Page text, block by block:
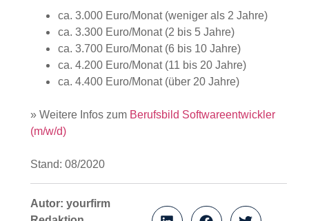
liegen die mittleren Gehälter beim Berufseinstieg
um die 3.000 Euro und steigen binnen 20
Jahren auf deutlich über 4.000 Euro. Im Schnitt
verdienen Softwareentwickler:
Jahre)
ca. 3.300 Euro/Monat (2 bis 5 Jahre)
ca. 4.200 Euro/Monat (11 bis 20 Jahre)
» Weitere Infos zum
Berufsbild